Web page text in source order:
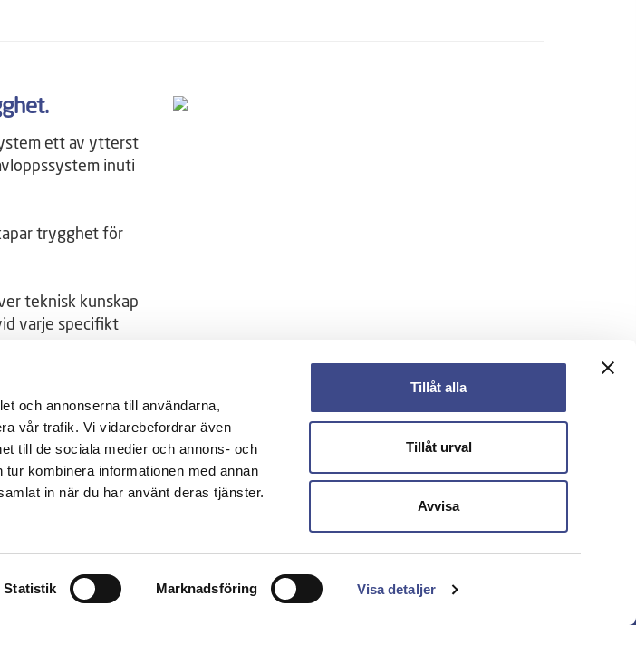
och annonserna till användarna,
vår trafik. Vi vidarebefordrar även
till de sociala medier och annons- och
kombinera informationen med annan
in när du har använt deras tjänster.
Statistik Marknadsföring Visa detaljer
Tillåt alla
Tillåt urval
Avvisa
ett av ytterst
inuti
trygghet för
teknisk kunskap
varje specifikt